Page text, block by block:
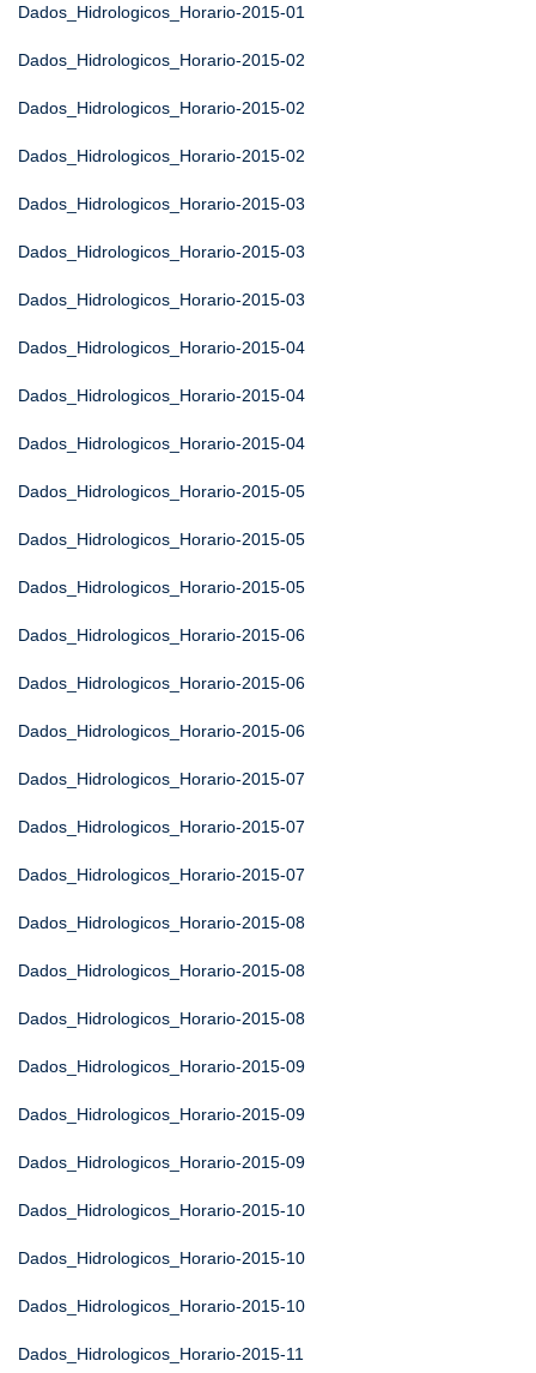
Dados_Hidrologicos_Horario-2015-01
Dados_Hidrologicos_Horario-2015-02
Dados_Hidrologicos_Horario-2015-02
Dados_Hidrologicos_Horario-2015-02
Dados_Hidrologicos_Horario-2015-03
Dados_Hidrologicos_Horario-2015-03
Dados_Hidrologicos_Horario-2015-03
Dados_Hidrologicos_Horario-2015-04
Dados_Hidrologicos_Horario-2015-04
Dados_Hidrologicos_Horario-2015-04
Dados_Hidrologicos_Horario-2015-05
Dados_Hidrologicos_Horario-2015-05
Dados_Hidrologicos_Horario-2015-05
Dados_Hidrologicos_Horario-2015-06
Dados_Hidrologicos_Horario-2015-06
Dados_Hidrologicos_Horario-2015-06
Dados_Hidrologicos_Horario-2015-07
Dados_Hidrologicos_Horario-2015-07
Dados_Hidrologicos_Horario-2015-07
Dados_Hidrologicos_Horario-2015-08
Dados_Hidrologicos_Horario-2015-08
Dados_Hidrologicos_Horario-2015-08
Dados_Hidrologicos_Horario-2015-09
Dados_Hidrologicos_Horario-2015-09
Dados_Hidrologicos_Horario-2015-09
Dados_Hidrologicos_Horario-2015-10
Dados_Hidrologicos_Horario-2015-10
Dados_Hidrologicos_Horario-2015-10
Dados_Hidrologicos_Horario-2015-11